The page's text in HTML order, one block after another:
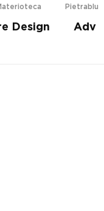
Pietrablu
Design Adv